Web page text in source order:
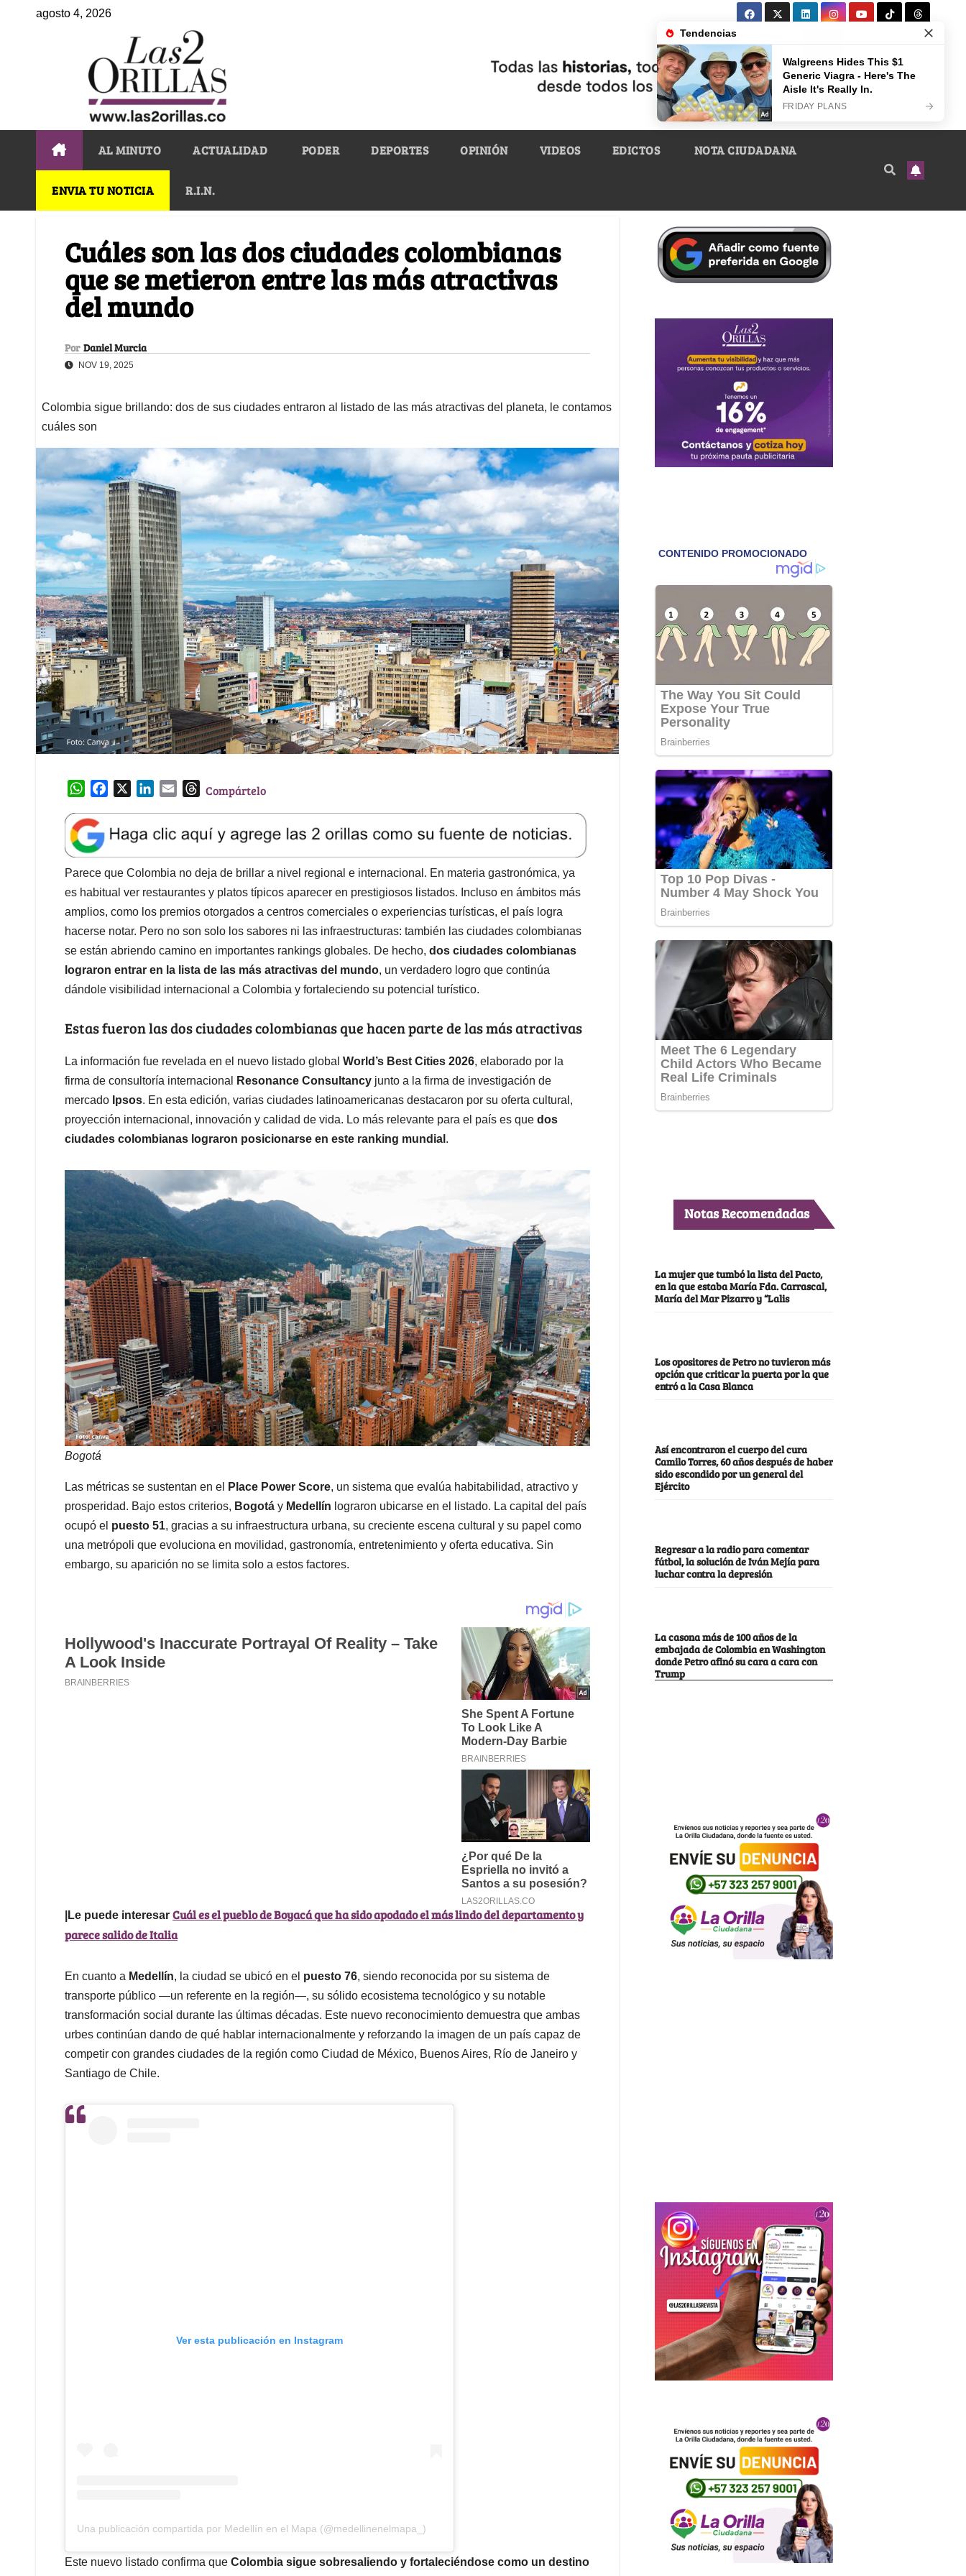
agosto 4, 2026
AL MINUTO ACTUALIDAD PODER DEPORTES OPINIÓN VIDEOS EDICTOS NOTA CIUDADANA
ENVIA TU NOTICIA R.I.N.
Cuáles son las dos ciudades colombianas
que se metieron entre las más atractivas
del mundo
Por Daniel Murcia
NOV 19, 2025
Colombia sigue brillando: dos de sus ciudades entraron al listado de las más atractivas del planeta, le contamos
cuáles son
W
a
t
s
A
p
p
e
b
o
o
k
k
e
d
I
n
l
T
e
a
d
s
Compártelo
Parece que Colombia no deja de brillar a nivel regional e internacional. En materia gastronómica, ya
es habitual ver restaurantes y platos típicos aparecer en prestigiosos listados. Incluso en ámbitos más
amplios, como los premios otorgados a centros comerciales o experiencias turísticas, el país logra
hacerse notar. Pero no son solo los sabores ni las infraestructuras: también las ciudades colombianas
se están abriendo camino en importantes rankings globales. De hecho, dos ciudades colombianas
lograron entrar en la lista de las más atractivas del mundo, un verdadero logro que continúa
dándole visibilidad internacional a Colombia y fortaleciendo su potencial turístico.
Estas fueron las dos ciudades colombianas que hacen parte de las más atractivas
La información fue revelada en el nuevo listado global World’s Best Cities 2026, elaborado por la
firma de consultoría internacional
Resonance Consultancy junto a la firma de investigación de
mercado Ipsos. En esta edición, varias ciudades latinoamericanas destacaron por su oferta cultural,
proyección internacional, innovación y calidad de vida. Lo más relevante para el país es que dos
ciudades colombianas lograron posicionarse en este ranking mundial .
Bogotá
Las métricas se sustentan en el Place Power Score, un sistema que evalúa habitabilidad, atractivo y
prosperidad. Bajo estos criterios, Bogotá y Medellín lograron ubicarse en el listado. La capital del país
ocupó el puesto 51, gracias a su infraestructura urbana, su creciente escena cultural y su papel como
una metrópoli que evoluciona en movilidad, gastronomía, entretenimiento y oferta educativa. Sin
embargo, su aparición no se limita solo a estos factores.
|Le puede interesar Cuál es el pueblo de Boyacá que ha sido apodado el más lindo del departamento y
parece salido de Italia
En cuanto a Medellín, la ciudad se ubicó en el puesto 76, siendo reconocida por su sistema de
transporte público —un referente en la región—, su sólido ecosistema tecnológico y su notable
transformación social durante las últimas décadas. Este nuevo reconocimiento demuestra que ambas
urbes continúan dando de qué hablar internacionalmente y reforzando la imagen de un país capaz de
competir con grandes ciudades de la región como Ciudad de México, Buenos Aires, Río de Janeiro y
Santiago de Chile.
Ver esta publicación en Instagram
Una publicación compartida por Medellín en el Mapa (@medellinenelmapa_)
Este nuevo listado confirma que Colombia sigue sobresaliendo y fortaleciéndose como un destino
Notas Recomendadas
La mujer que tumbó la lista del Pacto,
en la que estaba María Fda. Carrascal,
María del Mar Pizarro y “Lalis
Los opositores de Petro no tuvieron más
opción que criticar la puerta por la que
entró a la Casa Blanca
Así encontraron el cuerpo del cura
Camilo Torres, 60 años después de haber
sido escondido por un general del
Ejército
Regresar a la radio para comentar
fútbol, la solución de Iván Mejía para
luchar contra la depresión
La casona más de 100 años de la
embajada de Colombia en Washington
donde Petro afinó su cara a cara con
Trump